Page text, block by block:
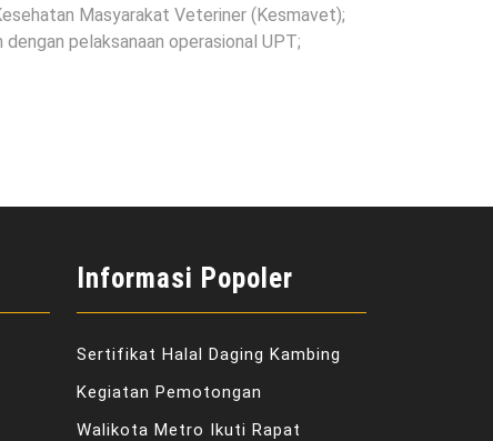
Masyarakat Veteriner (Kesmavet);
pelaksanaan operasional UPT;
Informasi Popoler
Sertifikat Halal Daging Kambing
Kegiatan Pemotongan
Walikota Metro Ikuti Rapat